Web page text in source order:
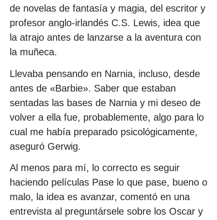
de novelas de fantasía y magia, del escritor y
profesor anglo-irlandés C.S. Lewis, idea que
la atrajo antes de lanzarse a la aventura con
la muñeca.
Llevaba pensando en Narnia, incluso, desde
antes de «Barbie». Saber que estaban
sentadas las bases de Narnia y mi deseo de
volver a ella fue, probablemente, algo para lo
cual me había preparado psicológicamente,
aseguró Gerwig.
Al menos para mí, lo correcto es seguir
haciendo películas Pase lo que pase, bueno o
malo, la idea es avanzar, comentó en una
entrevista al preguntársele sobre los Oscar y